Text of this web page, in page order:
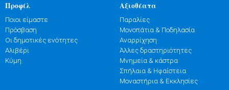
Προφίλ
Ποιοι είμαστε
Πρόσβαση
Οι δημοτικές ενότητες
Αλιβέρι
Κύμη
Αξιοθέατα
Παραλίες
Μονοπάτια & Ποδηλασία
Αναρρίχηση
Άλλες δραστηριότητες
Μνημεία & κάστρα
Σπήλαια & Ηφαίστεια
Μοναστήρια & Εκκλησίες